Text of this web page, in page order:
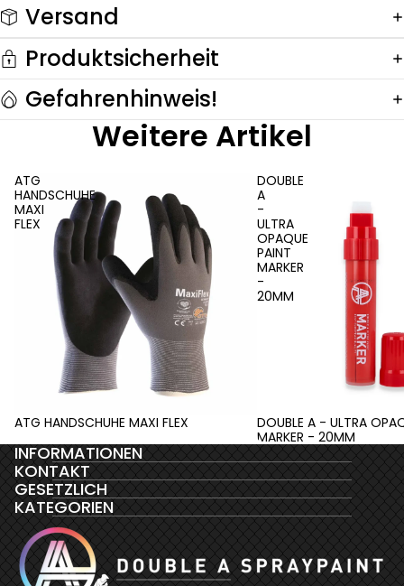
Versand
Produktsicherheit
Gefahrenhinweis!
Weitere Artikel
ATG
HANDSCHUHE
MAXI
FLEX
ATG HANDSCHUHE MAXI FLEX
DOUBLE
A
-
ULTRA
OPAQUE
PAINT
MARKER
-
20MM
DOUBLE A - ULTRA
MARKER - 20MM
INFORMATIONEN
KONTAKT
GESETZLICH
KATEGORIEN
Datenschutzerklärung
AGB
Kontaktinformationen
Impressum
Widerrufsrecht